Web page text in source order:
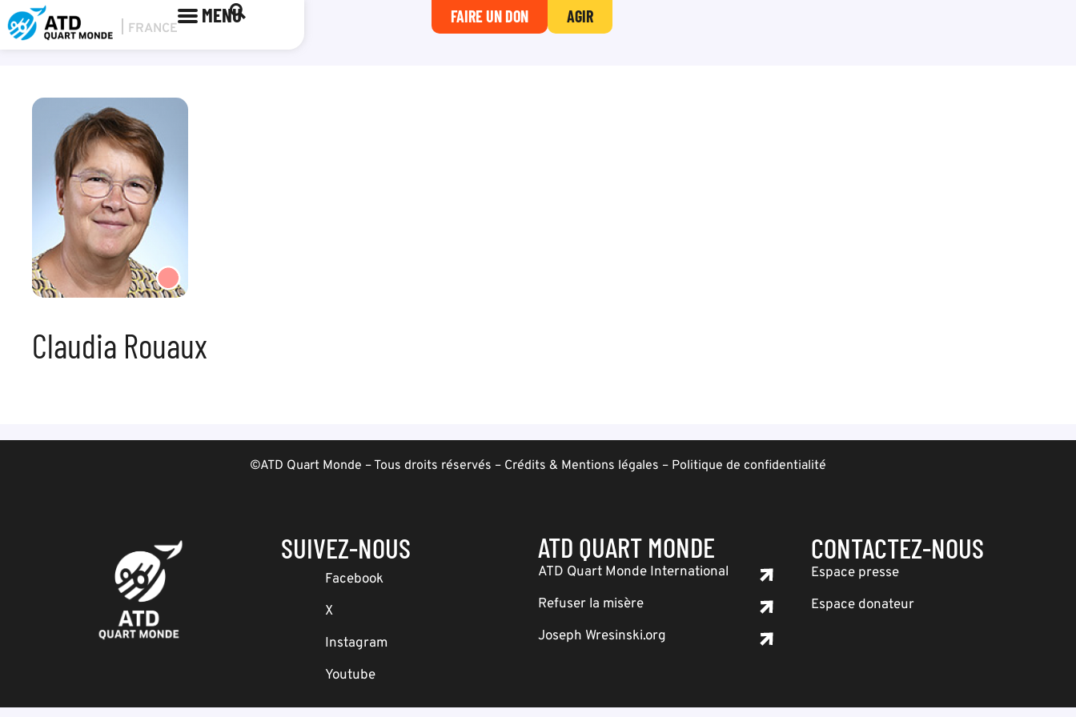
MENU FAIRE UN DON AGIR
Claudia Rouaux
©ATD Quart Monde – Tous droits réservés – Crédits & Mentions légales – Politique de confidentialité
SUIVEZ-NOUS
Facebook
X
Instagram
Youtube
ATD QUART MONDE
ATD Quart Monde International
Refuser la misère
Joseph Wresinski.org
CONTACTEZ-NOUS
Espace presse
Espace donateur